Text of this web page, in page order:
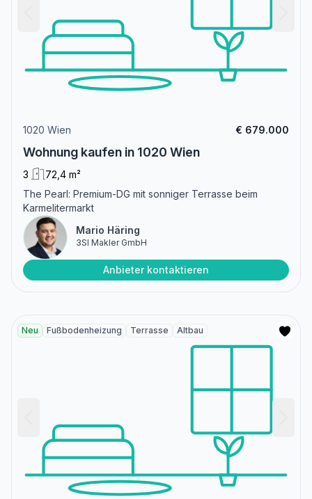
1020 Wien € 679.000
Wohnung kaufen in 1020 Wien
3
72,4 m²
The Pearl: Premium-DG mit sonniger Terrasse beim
Karmelitermarkt
Mario Häring
3SI Makler GmbH
Anbieter kontaktieren
Neu Fußbodenheizung Terrasse Altbau